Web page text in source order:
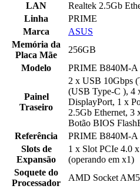
LAN
Realtek 2.5Gb
Linha
PRIME
Marca
ASUS
Memória da
Placa Mãe
256GB
Modelo
PRIME B840M-A
Painel
Traseiro
2 x USB 10Gbps
(USB Type-C ), 4
DisplayPort, 1 x
2.5Gb Ethernet, 3
Botão BIOS
Referência
PRIME B840M-A
Slots de
Expansão
1 x Slot PCIe 4.0
(operando em x1)
Soquete do
Processador
AMD Socket AM5